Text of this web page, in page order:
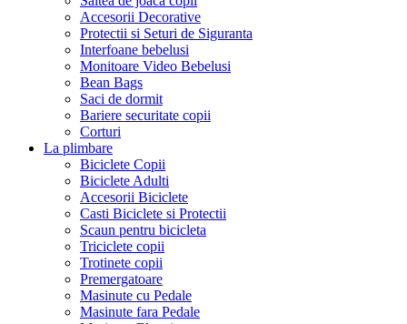
Accesorii Decorative
Protectii si Seturi de Siguranta
Interfoane bebelusi
Monitoare Video Bebelusi
Bean Bags
Saci de dormit
Bariere securitate copii
Corturi
La plimbare
Biciclete Copii
Biciclete Adulti
Accesorii Biciclete
Casti Biciclete si Protectii
Scaun pentru bicicleta
Triciclete copii
Trotinete copii
Premergatoare
Masinute cu Pedale
Masinute fara Pedale